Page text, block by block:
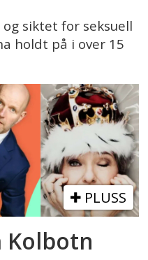
siktet for seksuell
holdt på i over 15
PLUSS
Kolbotn